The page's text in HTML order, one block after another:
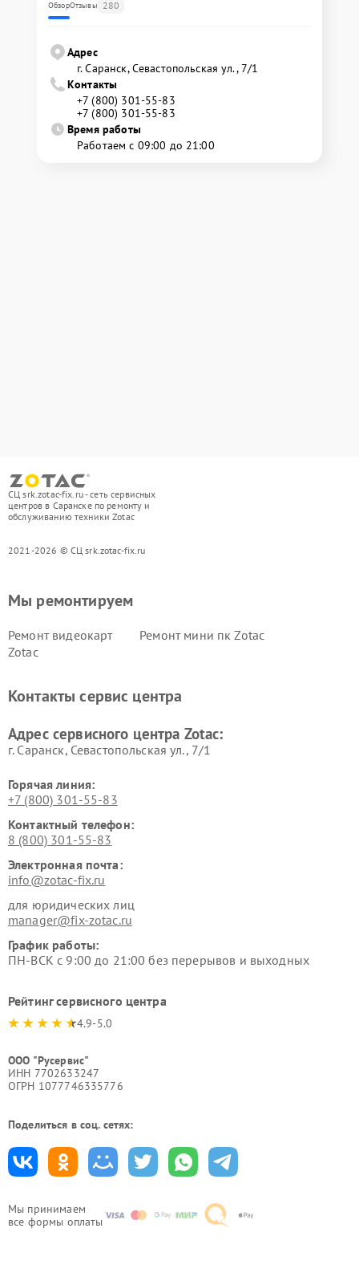
ОбзорОтзывы 280
Адрес
г. Саранск, Севастопольская ул., 7/1
Контакты
+7 (800) 301-55-83
+7 (800) 301-55-83
Время работы
Работаем с 09:00 до 21:00
СЦ srk.zotac-fix.ru - сеть сервисных
центров в Саранске по ремонту и
обслуживанию техники Zotac
2021-2026 © СЦ srk.zotac-fix.ru
Мы принимаем
все формы оплаты
Мы ремонтируем
Ремонт видеокарт
Zotac
Ремонт мини пк Zotac
Контакты сервис центра
Адрес сервисного центра Zotac:
г. Саранск, Севастопольская ул., 7/1
Горячая линия:
+7 (800) 301-55-83
Контактный телефон:
8 (800) 301-55-83
Электронная почта:
info@zotac-fix.ru
для юридических лиц
manager@fix-zotac.ru
График работы:
ПН-ВСК с 9:00 до 21:00 без перерывов и выходных
Рейтинг сервисного центра
4.9-5.0
ООО "Русервис"
ИНН 7702633247
ОГРН 1077746335776
Поделиться в соц. сетях: